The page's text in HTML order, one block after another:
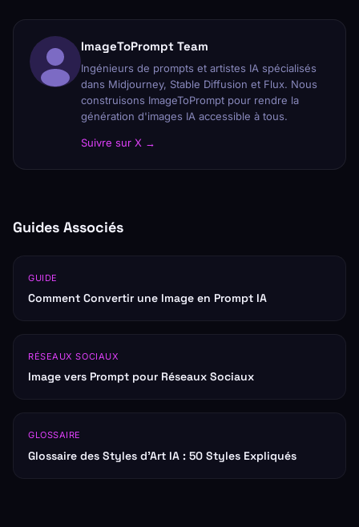
ImageToPrompt Team
Ingénieurs de prompts et artistes IA spécialisés
dans Midjourney, Stable Diffusion et Flux. Nous
construisons ImageToPrompt pour rendre la
génération d'images IA accessible à tous.
Suivre sur X →
Guides Associés
GUIDE
Comment Convertir une Image en Prompt IA
RÉSEAUX SOCIAUX
Image vers Prompt pour Réseaux Sociaux
GLOSSAIRE
Glossaire des Styles d'Art IA : 50 Styles Expliqués